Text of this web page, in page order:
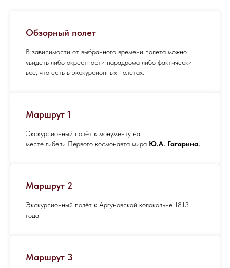
Обзорный полет
В зависимости от выбранного времени полета можно
увидеть либо окрестности парадрома либо фактически
все, что есть в экскурсионных полетах.
Маршрут 1
Экскурсионный полёт к монументу на
месте гибели Первого космонавта мира Ю.А. Гагарина.
Маршрут 2
Экскурсионный полёт к Аргуновской колокольне 1813
года.
Маршрут 3